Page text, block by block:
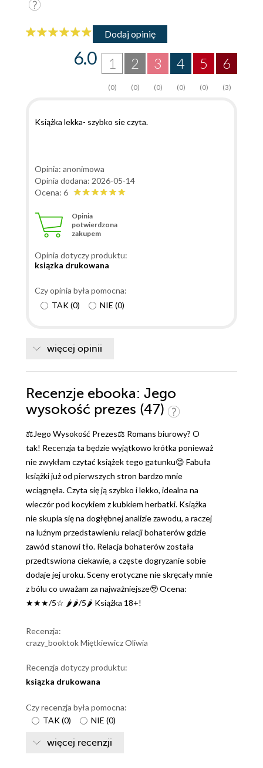
Dodaj opinię
6
(3)
5
(0)
4
(0)
3
(0)
2
(0)
1
(0)
6.0
Książka lekka- szybko sie czyta.
Opinia: anonimowa
Opinia dodana: 2026-05-14
Ocena: 6
Opinia
potwierdzona
zakupem
Opinia dotyczy produktu:
ksiązka drukowana
Czy opinia była pomocna:
TAK(0) NIE (0)
więcej opinii
Recenzje ebooka: Jego
wysokość prezes (47)
⚖️Jego Wysokość Prezes⚖️ Romans biurowy? O
tak! Recenzja ta będzie wyjątkowo krótka ponieważ
nie zwykłam czytać książek tego gatunku😊 Fabuła
książki już od pierwszych stron bardzo mnie
wciągnęła. Czyta się ją szybko i lekko, idealna na
wieczór pod kocykiem z kubkiem herbatki. Książka
nie skupia się na dogłębnej analizie zawodu, a raczej
na luźnym przedstawieniu relacji bohaterów gdzie
zawód stanowi tło. Relacja bohaterów została
przedtswiona ciekawie, a częste dogryzanie sobie
dodaje jej uroku. Sceny erotyczne nie skręcały mnie
z bólu co uważam za najważniejsze🥹 Ocena:
★★★/5☆ 🌶🌶/5🌶 Książka 18+!
Recenzja:
crazy_booktok Miętkiewicz Oliwia
Recenzja dotyczy produktu:
ksiązka drukowana
Czy recenzja była pomocna:
TAK(0) NIE (0)
więcej recenzji